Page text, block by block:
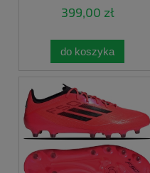
399,00 zł
do koszyka